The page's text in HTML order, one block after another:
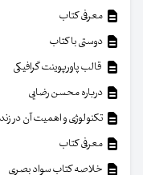
معرفی کتاب
دوستی با کتاب
قالب پاورپوینت گرافیکی
درباره محسن رضایی
تکنولوژی و اهمیت آن در
معرفی کتاب
خلاصه کتاب سواد بصری